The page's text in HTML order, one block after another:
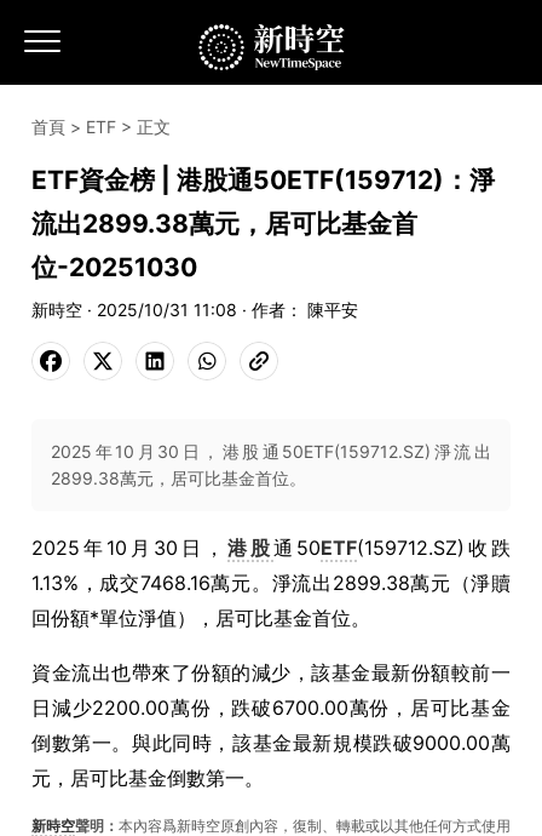
首頁 > ETF > 正文
ETF資金榜 | 港股通50ETF(159712)：淨
流出2899.38萬元，居可比基金首
位-20251030
新時空 · 2025/10/31 11:08 · 作者： 陳平安
2025年10月30日，港股通50ETF(159712.SZ)淨流出
2899.38萬元，居可比基金首位。
2025年10月30日， 港股通50ETF(159712.SZ)收跌
1.13%，成交7468.16萬元。淨流出2899.38萬元（淨贖
回份額*單位淨值），居可比基金首位。
資金流出也帶來了份額的減少，該基金最新份額較前一
日減少2200.00萬份，跌破6700.00萬份，居可比基金
倒數第一。與此同時，該基金最新規模跌破9000.00萬
元，居可比基金倒數第一。
新時空聲明： 本內容爲新時空原創內容，復制、轉載或以其他任何方式使用